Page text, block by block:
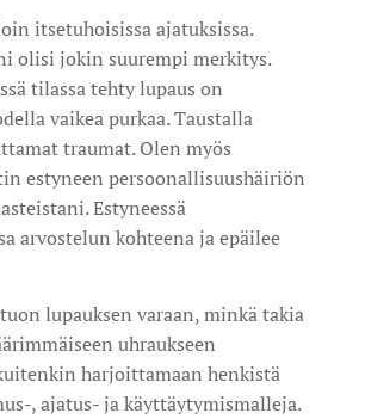
itsetuhoisissa ajatuksissa.
olisi jokin suurempi merkitys.
tilassa tehty lupaus on
vaikea purkaa. Taustalla
traumat. Olen myös
estyneen persoonallisuushäiriön
Estyneessä
arvostelun kohteena ja epäilee
lupauksen varaan, minkä takia
uhraukseen
harjoittamaan henkistä
, ajatus- ja käyttäytymismalleja.